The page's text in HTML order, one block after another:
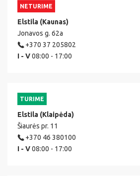
NETURIME
Elstila (Kaunas)
Jonavos g. 62a
+370 37 205802
I - V08:00 - 17:00
TURIME
Elstila (Klaipėda)
Šiaurės pr. 11
+370 46 380100
I - V08:00 - 17:00